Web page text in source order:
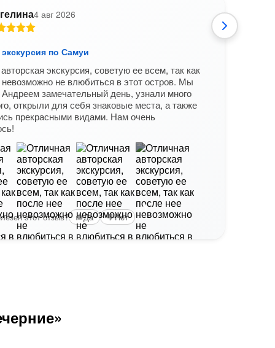
4 авг 2026
по Самуи
экскурсия, советую ее всем, так как
не влюбиться в этот остров. Мы
замечательный день, узнали много
открыли для себя знаковые места, а также
прекрасными видами. Нам очень
+1
этот отзыв? Да Нет